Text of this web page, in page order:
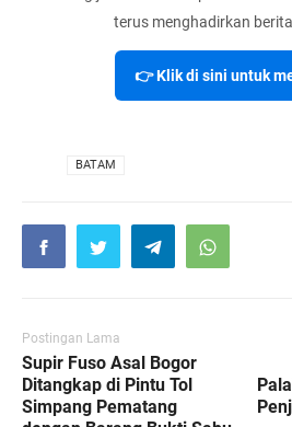
terus menghadirkan
👉 Klik di sini untuk
BATAM
Postingan Lama
Supir Fuso Asal Bogor
Ditangkap di Pintu Tol
Simpang Pematang